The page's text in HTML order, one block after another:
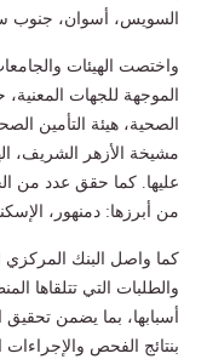
السويس، أسوان، جنوب
الموجهة للجهات
الصحية، هيئة التأمين
مشيخة الأزهر الشريف،
عليها. كما حقق عدد من
من أبرزها: دمنهور،
كما واصل البنك المركزي
والطلبات التي تتلقاها
أسبابها، بما يضمن
بنتائج الفحص والإجراءات